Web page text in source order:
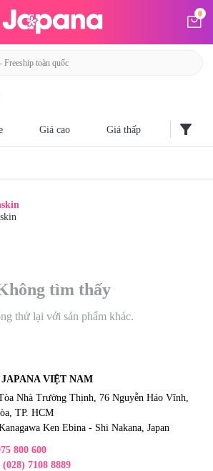
0
Giá cao Giá thấp filter_alt
tìm thấy
thử lại với sản phẩm khác.
VIỆT NAM
Nhà Trường Thịnh, 76 Nguyễn Háo Vĩnh,
TP. HCM
Ken Ebina - Shi Nakana, Japan
800 600
(028) 7108 8889